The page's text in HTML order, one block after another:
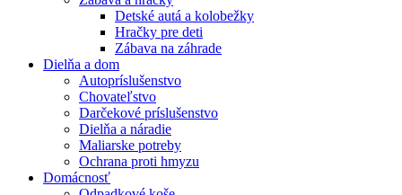
Detské autá a kolobežky
Hračky pre deti
Zábava na záhrade
Dielňa a dom
Autopríslušenstvo
Chovateľstvo
Darčekové príslušenstvo
Dielňa a náradie
Maliarske potreby
Ochrana proti hmyzu
Domácnosť